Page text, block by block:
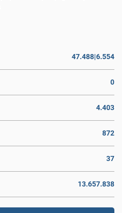
47.488|6.554
0
4.403
872
37
13.657.838